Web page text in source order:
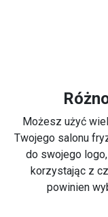
Możesz użyć
Twojego salonu
do swojego
korzystając z
powinien